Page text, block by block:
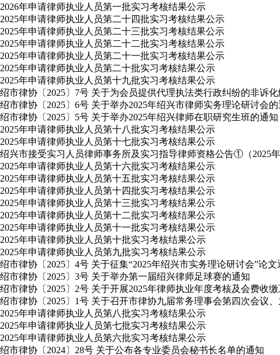
2026年申请律师执业人员第一批实习考核结果公示
2025年申请律师执业人员第二十四批实习考核结果公示
2025年申请律师执业人员第二十三批实习考核结果公示
2025年申请律师执业人员第二十二批实习考核结果公示
2025年申请律师执业人员第二十一批实习考核结果公示
2025年申请律师执业人员第二十批实习考核结果公示
2025年申请律师执业人员第十九批实习考核结果公示
绍市律协〔2025〕7号 关于为会员提供代理执法类行政纠纷的非诉
绍市律协〔2025〕6号 关于举办2025年绍兴市律师实务理论研讨会的
绍市律协〔2025〕5号 关于举办2025年绍兴律师在职研究生班的通知
2025年申请律师执业人员第十八批实习考核结果公示
2025年申请律师执业人员第十七批实习考核结果公示
绍兴市接受实习人员律师事务所及实习指导律师资格公告①（2025年
2025年申请律师执业人员第十六批实习考核结果公示
2025年申请律师执业人员第十五批实习考核结果公示
2025年申请律师执业人员第十四批实习考核结果公示
2025年申请律师执业人员第十三批实习考核结果公示
2025年申请律师执业人员第十二批实习考核结果公示
2025年申请律师执业人员第十一批实习考核结果公示
2025年申请律师执业人员第十批实习考核结果公示
2025年申请律师执业人员第九批实习考核结果公示
绍市律协〔2025〕4号 关于征集“2025年绍兴市实务理论研讨会”论文
绍市律协〔2025〕3号 关于举办第一届绍兴律师足球赛的通知
绍市律协〔2025〕2号 关于开展2025年律师执业年度考核及会费收
绍市律协〔2025〕1号 关于召开市律协九届常务理事会第四次会议
2025年申请律师执业人员第八批实习考核结果公示
2025年申请律师执业人员第七批实习考核结果公示
2025年申请律师执业人员第六批实习考核结果公示
绍市律协〔2024〕28号 关于公布各专业委员会秘书长名单的通知